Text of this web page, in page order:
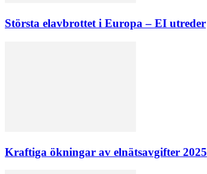
Största elavbrottet i Europa – EI utreder
Kraftiga ökningar av elnätsavgifter 2025